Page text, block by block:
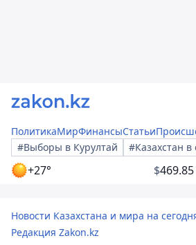
ПолитикаМирФинансыСтатьи
#Выборы в Курултай
#Казахстан
+27° $469.85
Новости Казахстана и мира на
Редакция Zakon.kz